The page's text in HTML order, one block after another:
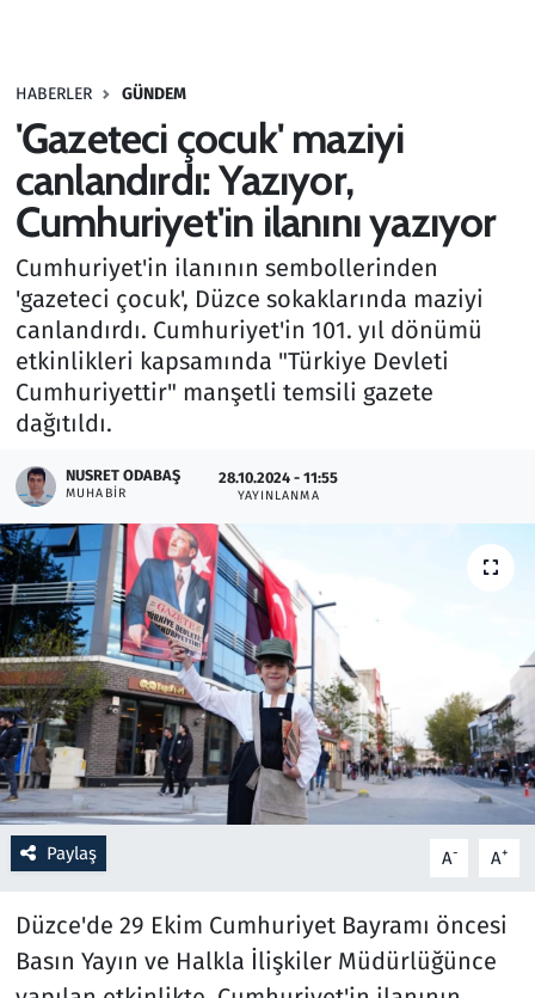
HABERLER GÜNDEM
'Gazeteci çocuk' maziyi
canlandırdı: Yazıyor,
Cumhuriyet'in ilanını yazıyor
Cumhuriyet'in ilanının sembollerinden
'gazeteci çocuk', Düzce sokaklarında maziyi
canlandırdı. Cumhuriyet'in 101. yıl dönümü
etkinlikleri kapsamında "Türkiye Devleti
Cumhuriyettir" manşetli temsili gazete
dağıtıldı.
NUSRET ODABAŞ
MUHABIR
28.10.2024 - 11:55
YAYINLANMA
Paylaş A- A+
Düzce'de 29 Ekim Cumhuriyet Bayramı öncesi
Basın Yayın ve Halkla İlişkiler Müdürlüğünce
Haber
Kültür Sanat
Kurumsal Haberler
Lezzet Durağı
Memur ve Kamu
Otomobil
Oyun
Ramazan
Resmi İlanlar
Rüya Tabirleri
Sağlık
Savunma Sanayi
Seçim 2023
Teknoloji ve Bilim